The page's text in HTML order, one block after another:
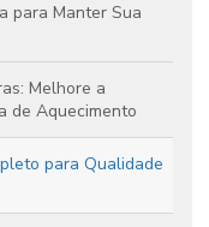
para Manter Sua
Melhore a
de Aquecimento
para Qualidade